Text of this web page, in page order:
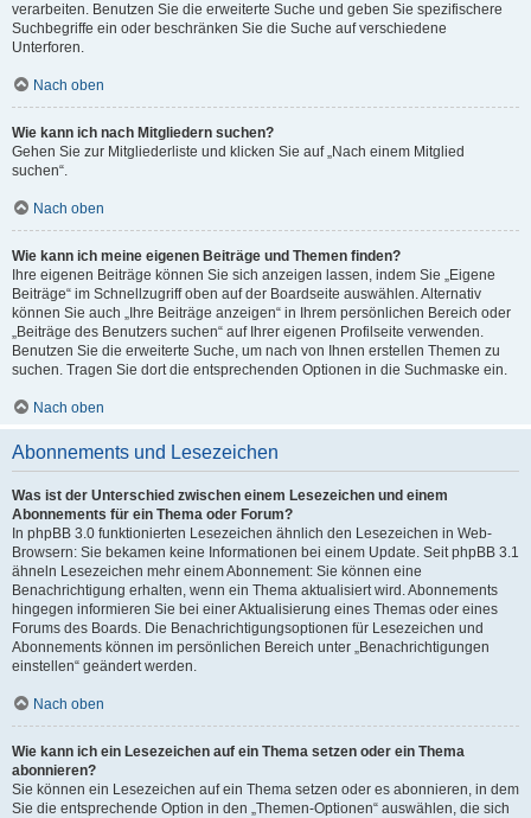
verarbeiten. Benutzen Sie die erweiterte Suche und geben Sie spezifischere
Suchbegriffe ein oder beschränken Sie die Suche auf verschiedene
Unterforen.
Nach oben
Wie kann ich nach Mitgliedern suchen?
Gehen Sie zur Mitgliederliste und klicken Sie auf „Nach einem Mitglied
suchen“.
Nach oben
Wie kann ich meine eigenen Beiträge und Themen finden?
Ihre eigenen Beiträge können Sie sich anzeigen lassen, indem Sie „Eigene
Beiträge“ im Schnellzugriff oben auf der Boardseite auswählen. Alternativ
können Sie auch „Ihre Beiträge anzeigen“ in Ihrem persönlichen Bereich oder
„Beiträge des Benutzers suchen“ auf Ihrer eigenen Profilseite verwenden.
Benutzen Sie die erweiterte Suche, um nach von Ihnen erstellen Themen zu
suchen. Tragen Sie dort die entsprechenden Optionen in die Suchmaske ein.
Nach oben
Abonnements und Lesezeichen
Was ist der Unterschied zwischen einem Lesezeichen und einem
Abonnements für ein Thema oder Forum?
In phpBB 3.0 funktionierten Lesezeichen ähnlich den Lesezeichen in Web-
Browsern: Sie bekamen keine Informationen bei einem Update. Seit phpBB 3.1
ähneln Lesezeichen mehr einem Abonnement: Sie können eine
Benachrichtigung erhalten, wenn ein Thema aktualisiert wird. Abonnements
hingegen informieren Sie bei einer Aktualisierung eines Themas oder eines
Forums des Boards. Die Benachrichtigungsoptionen für Lesezeichen und
Abonnements können im persönlichen Bereich unter „Benachrichtigungen
einstellen“ geändert werden.
Nach oben
Wie kann ich ein Lesezeichen auf ein Thema setzen oder ein Thema
abonnieren?
Sie können ein Lesezeichen auf ein Thema setzen oder es abonnieren, in dem
Sie die entsprechende Option in den „Themen-Optionen“ auswählen, die sich